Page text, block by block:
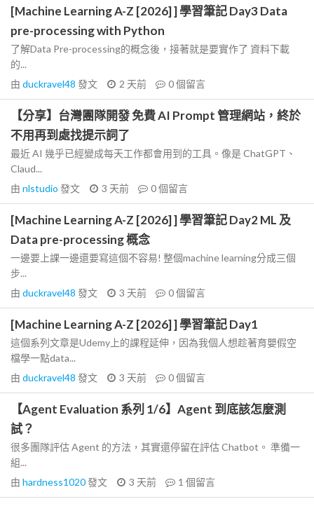
[Machine Learning A-Z [2026] ] 學習筆記 Day3 Data
pre-processing with Python
了解Data Pre-processing的概念後，接著就是要實作了 資料下載
的...
由 duckravel48 發文 2 天前 0個留言
【分享】台灣團隊開發 免費 AI Prompt 管理網站，終於
不用再到處找提示詞了
最近 AI 幾乎已經變成每天工作都會用到的工具。像是 ChatGPT、
Claud...
由 nlstudio 發文 3 天前 0個留言
[Machine Learning A-Z [2026] ] 學習筆記 Day2 ML 及
Data pre-processing 概念
一邊要上課一邊還要寫這個不容易! 整個machine learning分成三個
步...
由 duckravel48 發文 3 天前 0個留言
[Machine Learning A-Z [2026] ] 學習筆記 Day1
這個系列文章是Udemy上的課程延伸，因為我個人想趁著育嬰假空
檔學一點data...
由 duckravel48 發文 3 天前 0個留言
【Agent Evaluation 系列 1/6】Agent 到底該怎麼測
試？
很多團隊評估 Agent 的方法，其實還停留在評估 Chatbot。 準備一
組...
由 hardness1020發文 3 天前 1 個留言